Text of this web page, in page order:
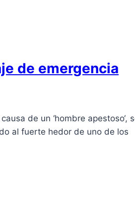
de emergencia
de un ‘hombre apestoso‘,
al fuerte hedor de uno de los